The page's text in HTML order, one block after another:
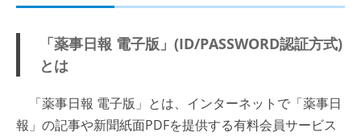
「薬事日報 電子版」(ID/PASSWORD認証方式)
とは
「薬事日報 電子版」とは、インターネットで「薬事日
報」の記事や新聞紙面PDFを提供する有料会員サービス